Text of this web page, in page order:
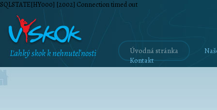
SQLSTATE[HY000] [2002] Connection timed out
Úvodná stránka
Kontakt